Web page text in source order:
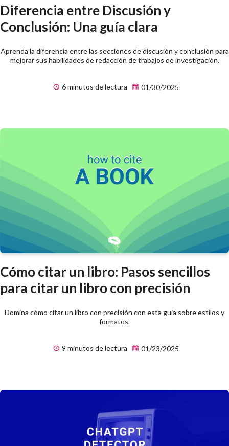
Diferencia entre Discusión y
Conclusión: Una guía clara
Aprenda la diferencia entre las secciones de discusión y conclusión para
mejorar sus habilidades de redacción de trabajos de investigación.
6 minutos de lectura 01/30/2025
Cómo citar un libro: Pasos sencillos
para citar un libro con precisión
Domina cómo citar un libro con precisión con esta guía sobre estilos y
formatos.
9 minutos de lectura 01/23/2025